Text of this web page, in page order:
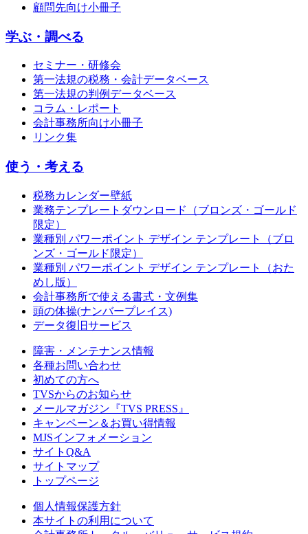
顧問先向け小冊子
学ぶ・調べる
セミナー・研修会
第一法規の税務・会計データベース
第一法規の判例データベース
コラム・レポート
会計事務所向け小冊子
リンク集
使う・考える
税務カレンダー壁紙
業務テンプレートダウンロード（ブロンズ・ゴールド
限定）
業種別 パワーポイント デザイン テンプレート（ブロ
ンズ・ゴールド限定）
業種別 パワーポイント デザイン テンプレート（おた
めし版）
会計事務所で使える書式・文例集
頭の体操(ナンバープレイス)
データ復旧サービス
障害・メンテナンス情報
各種お問い合わせ
初めての方へ
TVSからのお知らせ
メールマガジン『TVS PRESS』
キャンペーン＆お買い得情報
MJSインフォメーション
サイトQ&A
サイトマップ
トップページ
個人情報保護方針
本サイトの利用について